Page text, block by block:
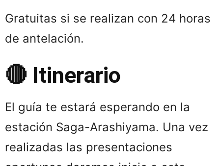
Gratuitas si se realizan con 24 horas
de antelación.
🔴 Itinerario
El guía te estará esperando en la
estación Saga-Arashiyama. Una vez
realizadas las presentaciones